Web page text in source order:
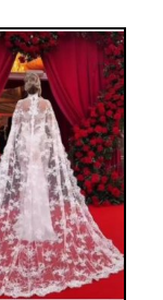
Sprijin